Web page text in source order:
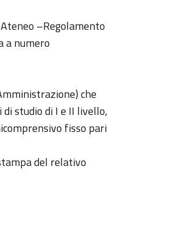
–Regolamento
a numero
che
studio di I e II livello,
fisso pari
del relativo